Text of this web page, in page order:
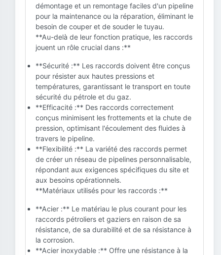
démontage et un remontage faciles d'un pipeline
pour la maintenance ou la réparation, éliminant le
besoin de couper et de souder le tuyau.
**Au-delà de leur fonction pratique, les raccords
jouent un rôle crucial dans :**
**Sécurité :** Les raccords doivent être conçus
pour résister aux hautes pressions et
températures, garantissant le transport en toute
sécurité du pétrole et du gaz.
**Efficacité :** Des raccords correctement
conçus minimisent les frottements et la chute de
pression, optimisant l'écoulement des fluides à
travers le pipeline.
**Flexibilité :** La variété des raccords permet
de créer un réseau de pipelines personnalisable,
répondant aux exigences spécifiques du site et
aux besoins opérationnels.
**Matériaux utilisés pour les raccords :**
**Acier :** Le matériau le plus courant pour les
raccords pétroliers et gaziers en raison de sa
résistance, de sa durabilité et de sa résistance à
la corrosion.
**Acier inoxydable :** Offre une résistance à la